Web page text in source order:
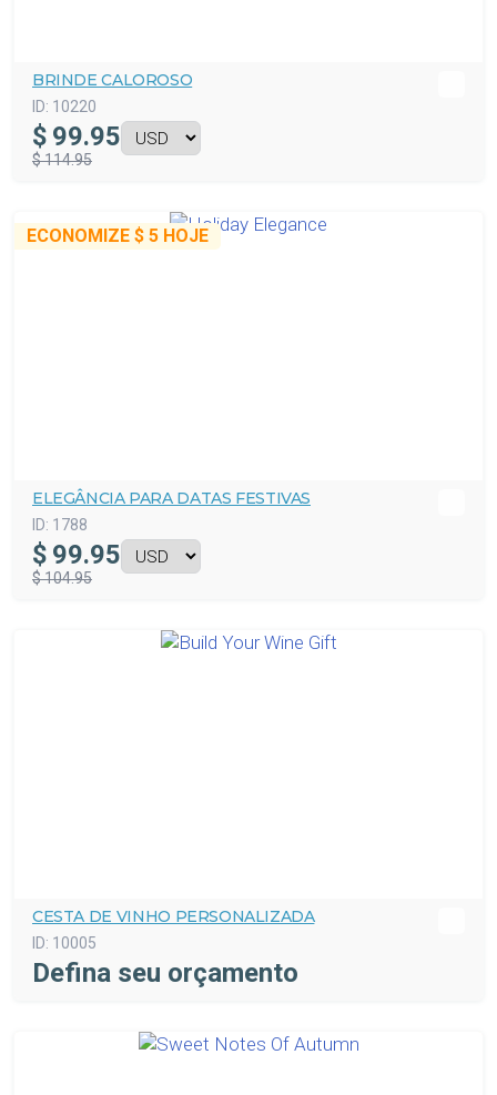
BRINDE CALOROSO
ID: 10220
$ 99.95
$ 114.95
ECONOMIZE $ 5 HOJE
ELEGÂNCIA PARA DATAS FESTIVAS
ID: 1788
$ 99.95
$ 104.95
CESTA DE VINHO PERSONALIZADA
ID: 10005
Defina seu orçamento